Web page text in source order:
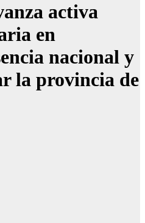
activa
en
nacional y
la provincia de